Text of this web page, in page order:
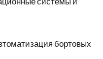
бортовых